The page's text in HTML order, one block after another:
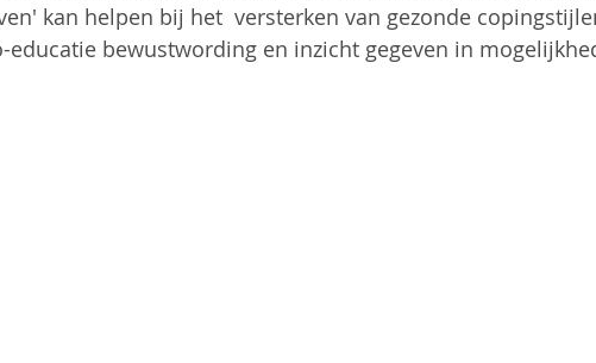
kan helpen bij het  versterken van gezonde
educatie bewustwording en inzicht gegeven in